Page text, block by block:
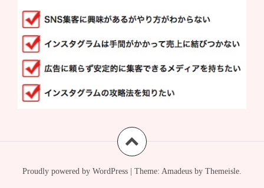
Proudly powered by WordPress Theme: Amadeus by Themeisle.